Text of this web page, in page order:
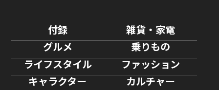
付録
雑貨・家電
グルメ
乗りもの
ライフスタイル
ファッション
キャラクター
カルチャー